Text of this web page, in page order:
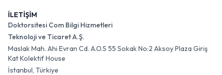
İLETİŞİM
Doktorsitesi Com Bilgi Hizmetleri
Teknoloji ve Ticaret A.Ş.
Maslak Mah. Ahi Evran Cd. A.O.S 55 Sokak No:2 Aksoy Plaza Giriş
Kat Kolektif House
İstanbul, Türkiye